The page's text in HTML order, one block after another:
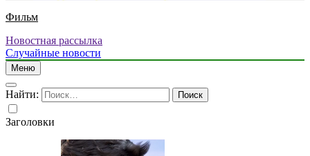
Фильм
Новостная рассылка
Случайные новости
Меню
Найти:
Заголовки